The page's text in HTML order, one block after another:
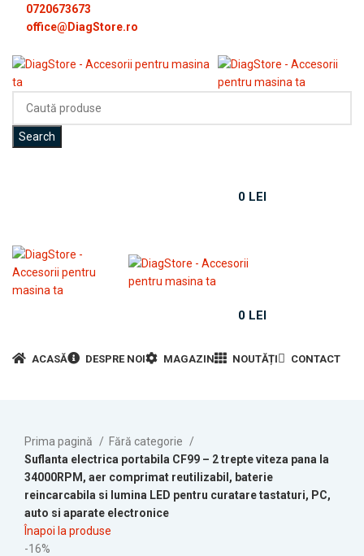
0720673673
office@DiagStore.ro
Search
0 LEI
0 LEI
ACASĂ DESPRE NOI MAGAZIN NOUTĂȚI CONTACT
Prima pagină
Fără categorie
Suflanta electrica portabila CF99 – 2 trepte viteza pana la
34000RPM, aer comprimat reutilizabil, baterie
reincarcabila si lumina LED pentru curatare tastaturi, PC,
auto si aparate electronice
Înapoi la produse
-16%